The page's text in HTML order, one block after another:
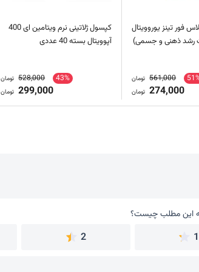
فور تینز یوروویتال
561,000 تومان
274,000 تومان
کپسول ژلاتینی نرم ویتامین ای 400
آپوویتال بسته 40 عددی
43%
528,000 تومان
299,000 تومان
این مطلب چیست؟
این مطلب چیست؟
1
2